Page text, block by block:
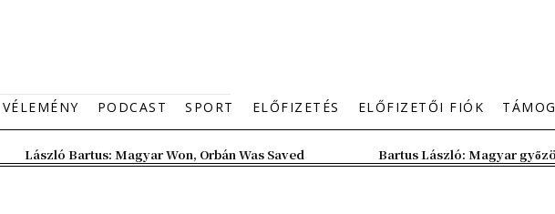
VÉLEMÉNY PODCAST SPORT ELŐFIZETÉS ELŐFIZETŐI FIÓK
László Bartus: Magyar Won, Orbán Was Saved Bartus László: Magyar